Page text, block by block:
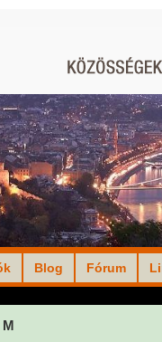
Blog Fórum